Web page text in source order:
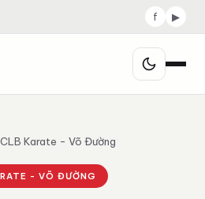
f ▶
CLB Karate - Võ Đường
- VÕ ĐƯỜNG